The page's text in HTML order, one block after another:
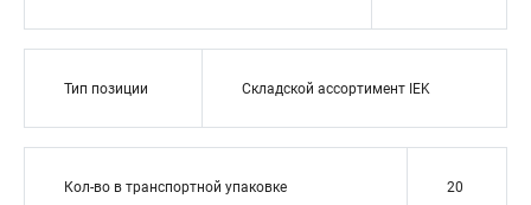
Тип позиции Складской ассортимент IEK
Кол-во в транспортной упаковке 20